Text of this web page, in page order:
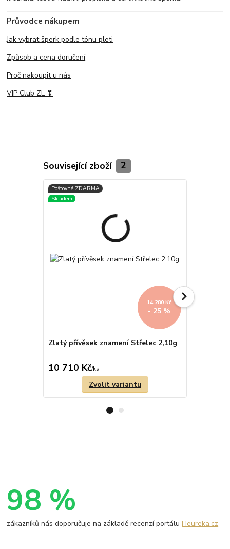
Průvodce nákupem
Jak vybrat šperk podle tónu pleti
Způsob a cena doručení
Proč nakoupit u nás
VIP Club ZL ❣
Související zboží 2
14 280 Kč
- 25 %
Zlatý přívěsek znamení Střelec 2,10g
10 710 Kč/ks
Zvolit variantu
98 %
zákazníků nás doporučuje na základě recenzí portáluHeureka.cz